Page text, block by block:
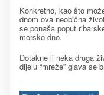
Konkretno, kao što
dnom ova neobična
se ponaša poput
morsko dno.
Dotakne li neka druga
dijelu “mreže” glava se